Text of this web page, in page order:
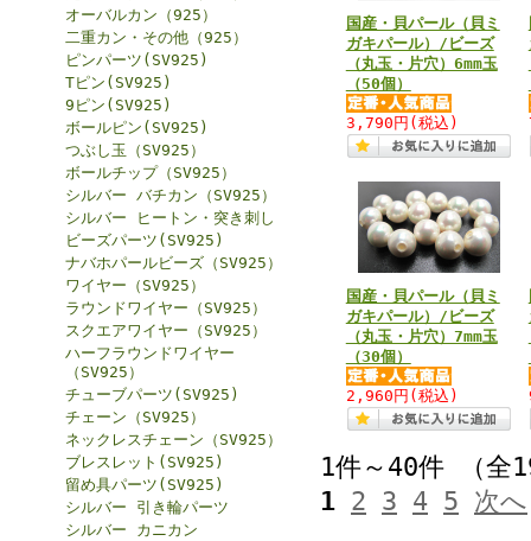
オーバルカン（925）
二重カン・その他（925）
ピンパーツ(SV925)
Tピン(SV925)
9ピン(SV925)
ボールピン(SV925)
つぶし玉（SV925）
ボールチップ（SV925）
シルバー バチカン（SV925）
シルバー ヒートン・突き刺し
ビーズパーツ(SV925)
ナバホパールビーズ（SV925）
ワイヤー（SV925）
ラウンドワイヤー（SV925）
スクエアワイヤー（SV925）
ハーフラウンドワイヤー
（SV925）
チューブパーツ(SV925)
チェーン（SV925）
ネックレスチェーン（SV925）
ブレスレット(SV925)
留め具パーツ(SV925)
シルバー 引き輪パーツ
シルバー カニカン
国産・貝パール（貝ミ
ガキパール）/ビーズ
（丸玉・片穴）6mm玉
（50個）
3,790円 (税込)
国産・貝パール（貝ミ
ガキパール）/ビーズ
（丸玉・片穴）7mm玉
（30個）
2,960円 (税込)
1件～40件 （
1 2 3 4 5 次へ